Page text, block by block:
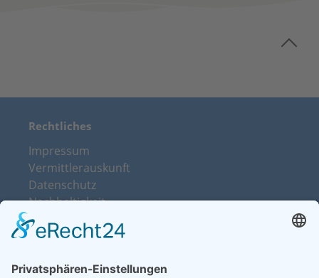
Rechtliches
Impressum
Vermittlerauskunft
Datenschutz
Nachhaltigkeit
Beschwerdemanagement
Vertrag widerrufen
Über uns